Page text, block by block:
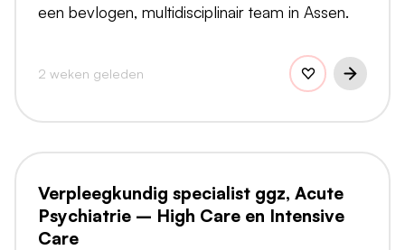
een bevlogen, multidisciplinair team in Assen.
2 weken geleden
Verpleegkundig specialist ggz, Acute
Psychiatrie – High Care en Intensive
Care